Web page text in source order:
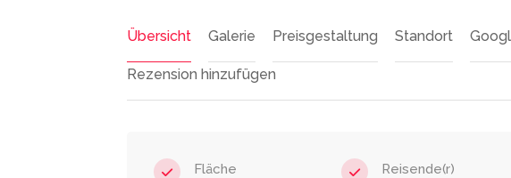
Übersicht Galerie Preisgestaltung Standort
Rezension hinzufügen
Fläche
Reisende(r)